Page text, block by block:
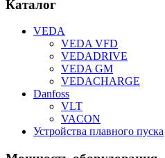
Каталог
VEDA
VEDA VFD
VEDADRIVE
VEDA GM
VEDACHARGE
Danfoss
VLT
VACON
Устройства плавного пуска